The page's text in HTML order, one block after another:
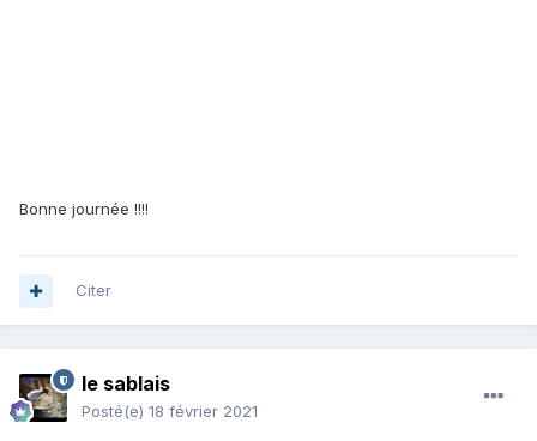
Bonne journée !!!!
Citer
le sablais
Posté(e) 18 février 2021